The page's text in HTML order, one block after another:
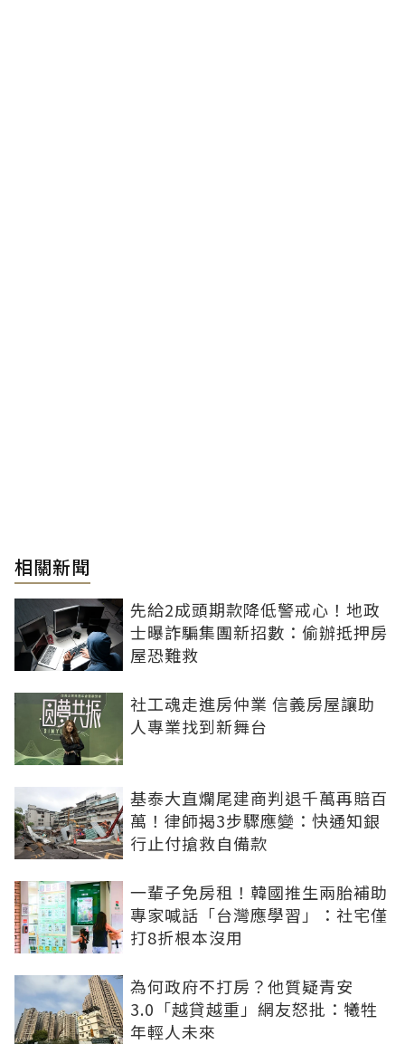
相關新聞
先給2成頭期款降低警戒心！地政
士曝詐騙集團新招數：偷辦抵押房
屋恐難救
社工魂走進房仲業 信義房屋讓助
人專業找到新舞台
基泰大直爛尾建商判退千萬再賠百
萬！律師揭3步驟應變：快通知銀
行止付搶救自備款
一輩子免房租！韓國推生兩胎補助
專家喊話「台灣應學習」：社宅僅
打8折根本沒用
為何政府不打房？他質疑青安
3.0「越貸越重」網友怒批：犧牲
年輕人未來